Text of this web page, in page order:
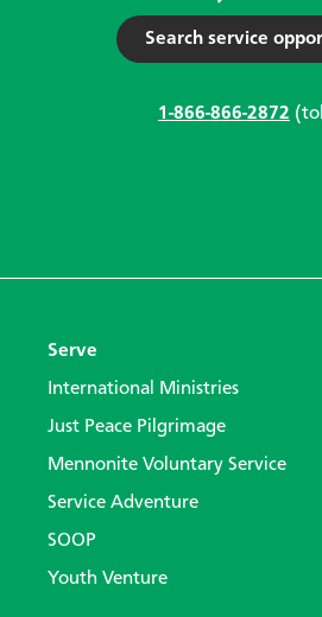
Search service
1-866-866-2872
Serve
International Ministries
Just Peace Pilgrimage
Mennonite Voluntary Service
Service Adventure
SOOP
Youth Venture